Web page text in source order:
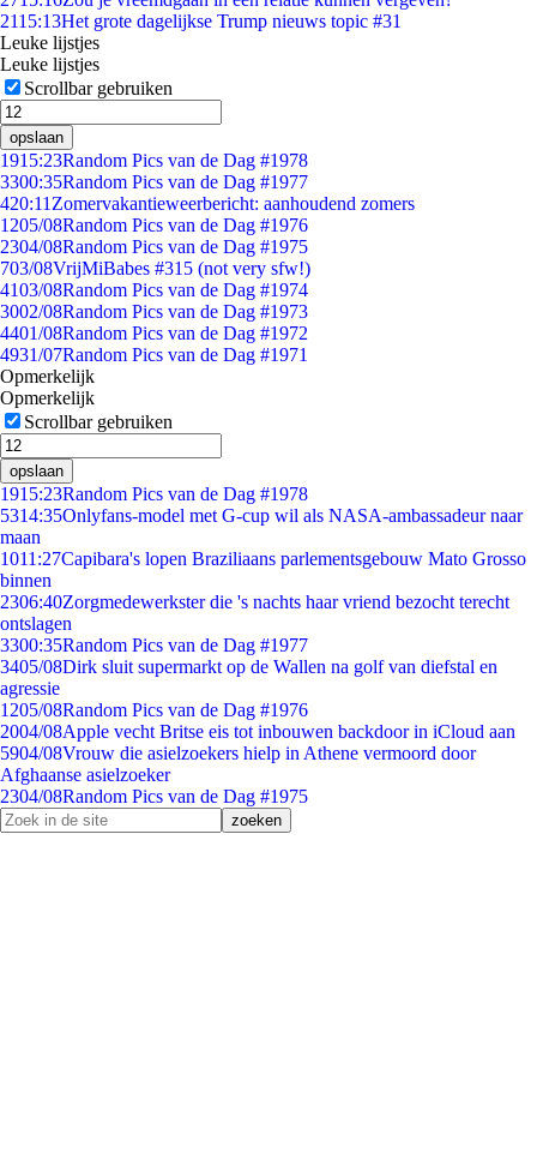
2115:13Het grote dagelijkse Trump nieuws topic #31
Leuke lijstjes
Leuke lijstjes
Scrollbar gebruiken
opslaan
1915:23Random Pics van de Dag #1978
3300:35Random Pics van de Dag #1977
420:11 Zomervakantieweerbericht: aanhoudend zomers
1205/08Random Pics van de Dag #1976
2304/08Random Pics van de Dag #1975
703/08VrijMiBabes #315 (not very sfw!)
4103/08Random Pics van de Dag #1974
3002/08Random Pics van de Dag #1973
4401/08Random Pics van de Dag #1972
4931/07Random Pics van de Dag #1971
Opmerkelijk
Opmerkelijk
Scrollbar gebruiken
opslaan
1915:23Random Pics van de Dag #1978
5314:35Onlyfans-model met G-cup wil als NASA-ambassadeur naar
maan
1011:27Capibara's lopen Braziliaans parlementsgebouw Mato Grosso
binnen
2306:40Zorgmedewerkster die 's nachts haar vriend bezocht terecht
ontslagen
3300:35Random Pics van de Dag #1977
3405/08Dirk sluit supermarkt op de Wallen na golf van diefstal en
agressie
1205/08Random Pics van de Dag #1976
2004/08Apple vecht Britse eis tot inbouwen backdoor in iCloud aan
5904/08Vrouw die asielzoekers hielp in Athene vermoord door
Afghaanse asielzoeker
2304/08Random Pics van de Dag #1975